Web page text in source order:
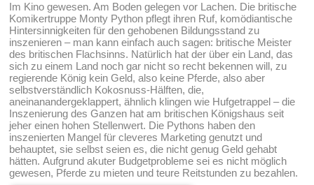
Im Kino gewesen. Am Boden gelegen vor Lachen. Die britische
Komikertruppe Monty Python pflegt ihren Ruf, komödiantische
Hintersinnigkeiten für den gehobenen Bildungsstand zu
inszenieren – man kann einfach auch sagen: britische Meister
des britischen Flachsinns. Natürlich hat der über ein Land, das
sich zu einem Land noch gar nicht so recht bekennen will, zu
regierende König kein Geld, also keine Pferde, also aber
selbstverständlich Kokosnuss-Hälften, die,
aneinanandergeklappert, ähnlich klingen wie Hufgetrappel – die
Inszenierung des Ganzen hat am britischen Königshaus seit
jeher einen hohen Stellenwert. Die Pythons haben den
inszenierten Mangel für cleveres Marketing genutzt und
behauptet, sie selbst seien es, die nicht genug Geld gehabt
hätten. Aufgrund akuter Budgetprobleme sei es nicht möglich
gewesen, Pferde zu mieten und teure Reitstunden zu bezahlen.